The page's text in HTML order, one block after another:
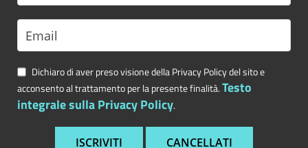
Dichiaro di aver preso visione della Privacy Policy del sito e
acconsento al trattamento per la presente finalità.Testo
integrale sulla Privacy Policy.